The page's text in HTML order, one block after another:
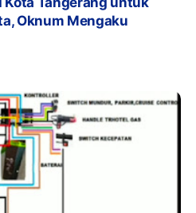
Oknum Mengaku